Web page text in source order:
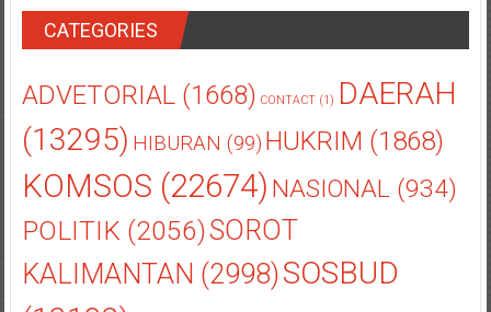
CATEGORIES
ADVETORIAL(1668) CONTACT(1) DAERAH
(13295) HIBURAN (99) HUKRIM (1868)
KOMSOS (22674) NASIONAL(934)
POLITIK(2056)SOROT
KALIMANTAN (2998)SOSBUD